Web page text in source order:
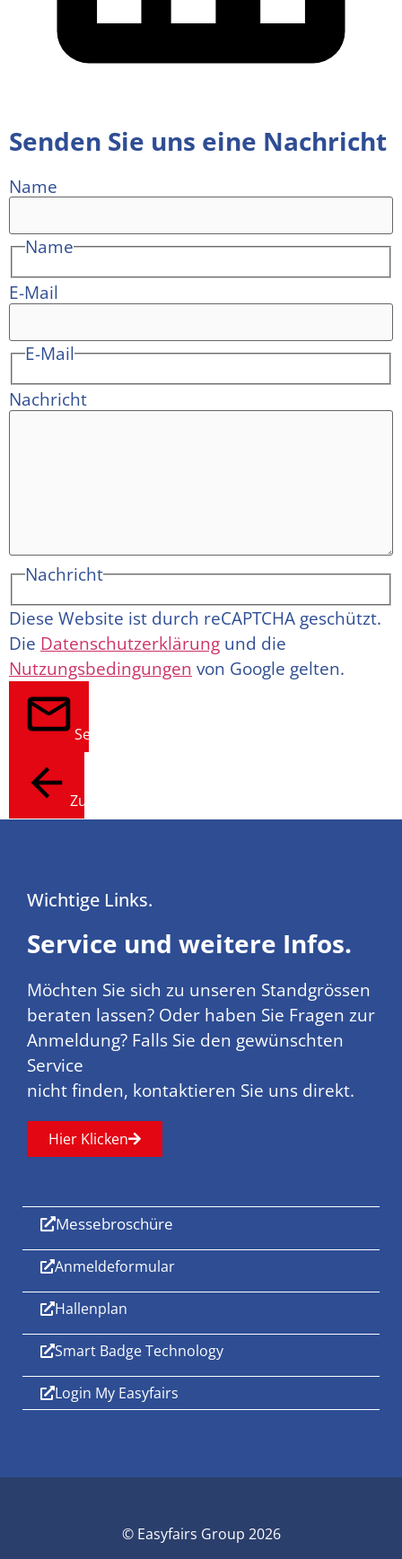
Senden Sie uns eine Nachricht
Name
Name
E-Mail
E-Mail
Nachricht
Nachricht
Diese Website ist durch reCAPTCHA geschützt.
Die Datenschutzerklärung und die
Nutzungsbedingungen von Google gelten.
Senden
Zurück
Wichtige Links.
Service und weitere Infos.
Möchten Sie sich zu unseren Standgrössen
beraten lassen? Oder haben Sie Fragen zur
Anmeldung? Falls Sie den gewünschten
Service
nicht finden, kontaktieren Sie uns direkt.
Hier Klicken
Messebroschüre
Anmeldeformular
Hallenplan
Smart Badge Technology
Login My Easyfairs
© Easyfairs Group 2026